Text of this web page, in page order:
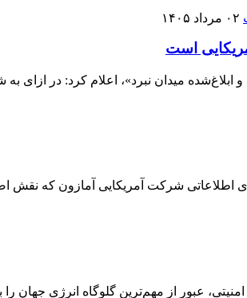
۰۲ مرداد ۱۴۰۵
است
ابلاغ‌شده میدان نبرد»، اعلام کرد: در
قبلی خود علیه مرکز داده‌های اطلاعاتی شرکت
عبور از مهم‌ترین گلوگاه انرژی جهان را